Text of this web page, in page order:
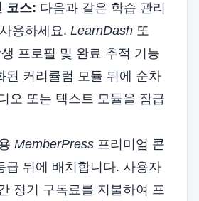
코스: 다음과 같은 학습 관리
용하세요. LearnDash 또
프로필 및 완료 추적 기능
된 커리큘럼 모듈 뒤에 순차
오 또는 텍스트 모듈을 잠급
MemberPress 프리미엄 콘
급 뒤에 배치합니다. 사용자
정기 구독료를 지불하여 프